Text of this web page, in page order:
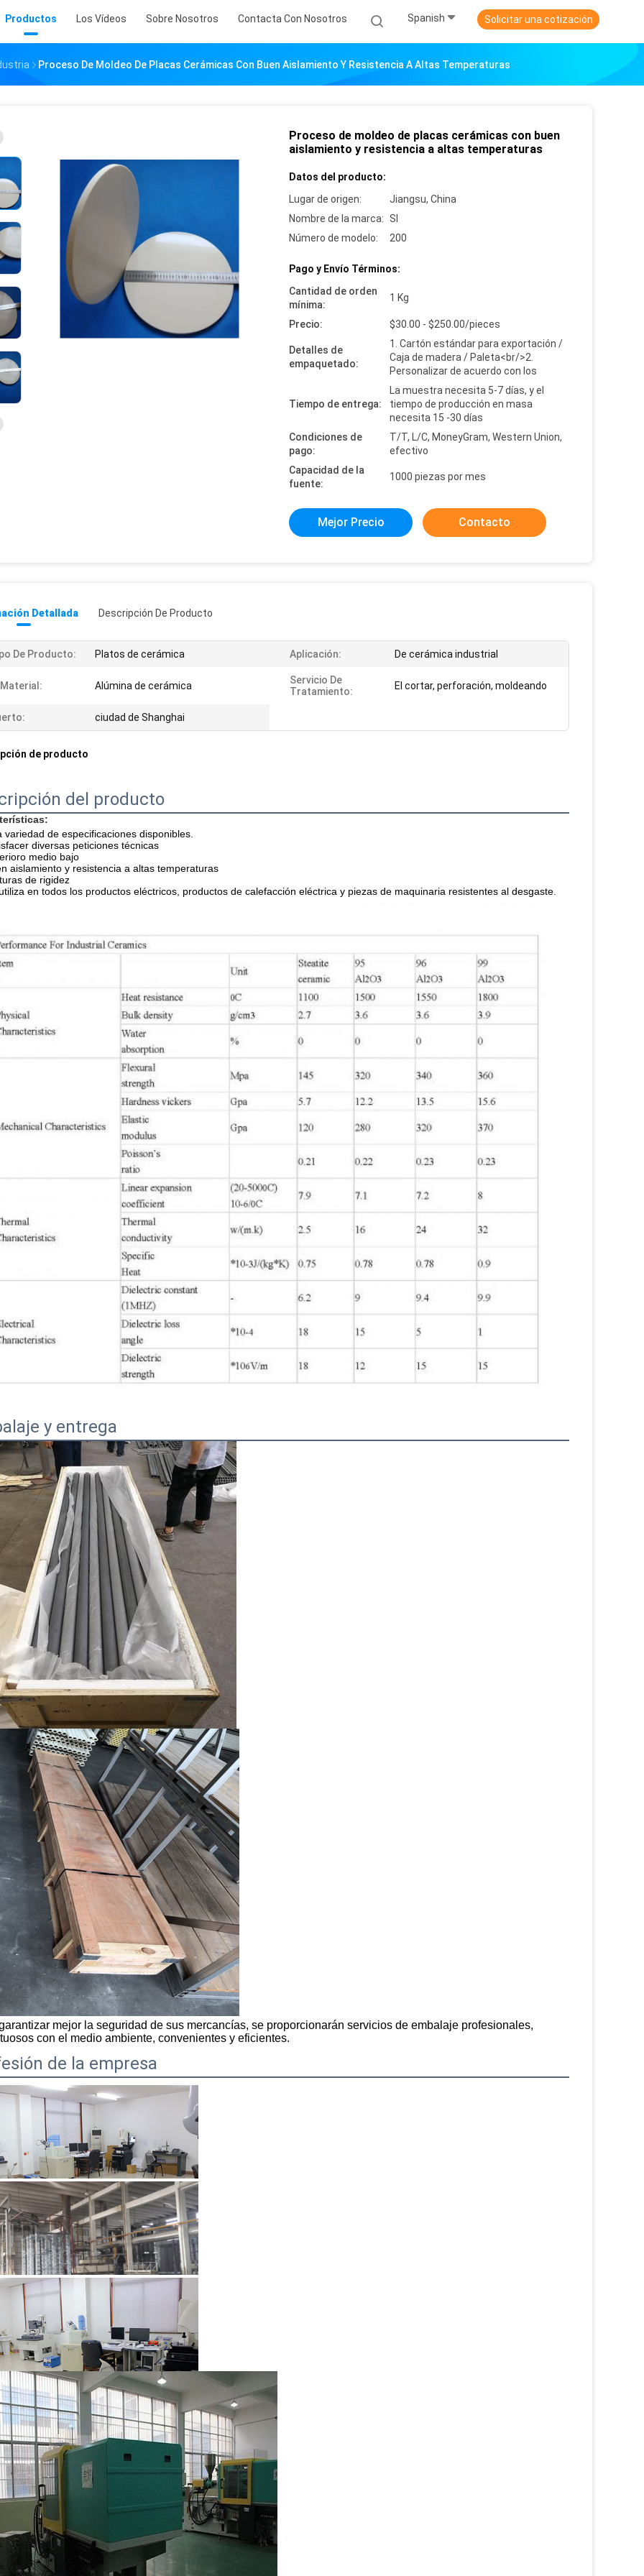
Productos Los Vídeos Sobre Nosotros Contacta Con Nosotros Spanish Solicitar una cotización
Proceso De Moldeo De Placas Cerámicas Con Buen Aislamiento Y Resistencia A Altas Temperaturas
Proceso de moldeo de placas cerámicas con buen
aislamiento y resistencia a altas temperaturas
Datos del producto:
Lugar de origen:
Jiangsu, China
Nombre de la marca: SI
Número de modelo:
200
Pago y Envío Términos:
Cantidad de orden
mínima:
1 Kg
Precio: $30.00 - $250.00/pieces
Detalles de
empaquetado:
1. Cartón estándar para exportación /
Caja de madera / Paleta<br/>2.
Personalizar de acuerdo con los
Tiempo de entrega:
La muestra necesita 5-7 días, y el
tiempo de producción en masa
necesita 15 -30 días
Condiciones de
pago:
T/T, L/C, MoneyGram, Western Union,
efectivo
Capacidad de la
fuente:
1000 piezas por mes
Mejor Precio Contacto
Detallada Descripción De Producto
De Producto: Platos de cerámica Aplicación: De cerámica industrial
Alúmina de cerámica
Servicio De
Tratamiento:
El cortar, perforación, moldeando
ciudad de Shanghai
de producto
del producto
variedad de especificaciones disponibles.
diversas peticiones técnicas
medio bajo
aislamiento y resistencia a altas temperaturas
de rigidez
en todos los productos eléctricos, productos de calefacción eléctrica y piezas de maquinaria resistentes al desgaste.
y entrega
mejor la seguridad de sus mercancías, se proporcionarán servicios de embalaje profesionales,
con el medio ambiente, convenientes y eficientes.
de la empresa